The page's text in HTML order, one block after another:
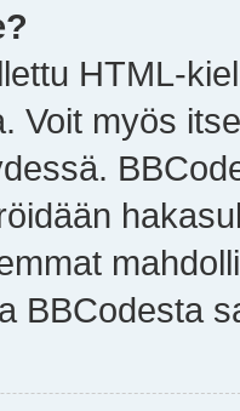
HTML-
Voit myös
BBCodesta